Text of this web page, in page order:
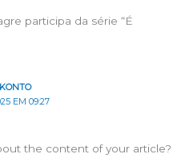
participa da série “É
EM 09:27
the content of your article?